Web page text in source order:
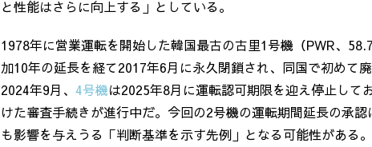
と性能はさらに向上する」としている。
1978年に営業運転を開始した韓国最古の古里1号機（PWR、 58.7
加10年の延長を経て2017年6月に永久閉鎖され、同国で初めて
2024年9月、 4号機は2025年8月に運転認可期限を迎え停止して
けた審査手続きが進行中だ。今回の2号機の運転期間延長の承
も影響を与えうる「判断基準を示す先例」となる可能性がある。